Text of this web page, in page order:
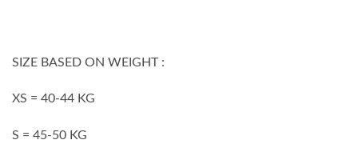
SIZE BASED ON WEIGHT :
XS = 40-44 KG
S = 45-50 KG